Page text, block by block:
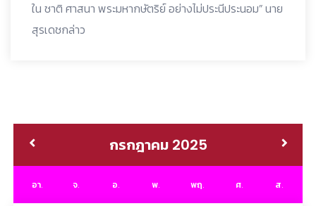
ใน ชาติ ศาสนา พระมหากษัตริย์ อย่างไม่ประนีประนอม” นาย
สุรเดชกล่าว
กรกฎาคม 2025
อา. จ. อ. พ. พฤ. ศ. ส.